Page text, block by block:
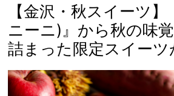
【金沢・秋スイーツ
ニーニ)』から秋の味
詰まった限定スイーツ